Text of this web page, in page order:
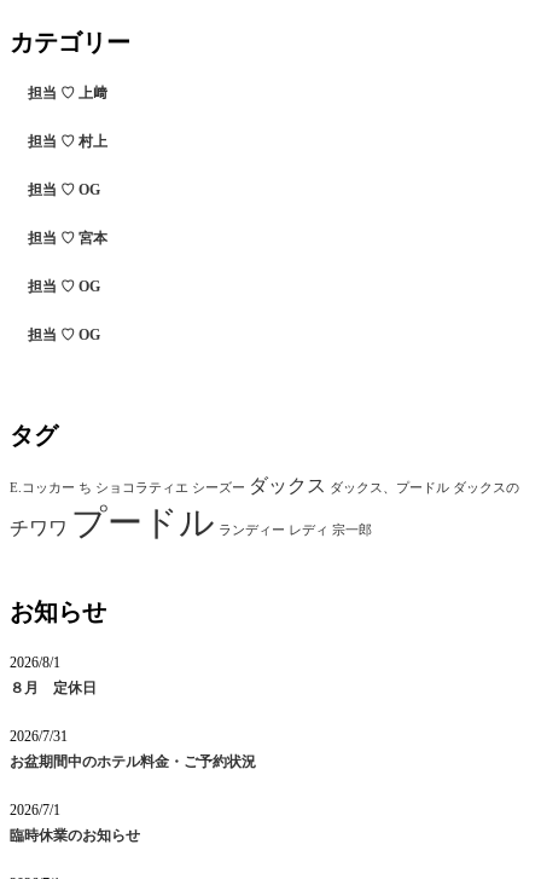
カテゴリー
担当 ♡ 上﨑
担当 ♡ 村上
担当 ♡ OG
担当 ♡ 宮本
担当 ♡ OG
担当 ♡ OG
タグ
E.コッカー ち ショコラティエ シーズー ダックス ダックス、プードル ダックスの
チワワ プードル ランディー レディ 宗一郎
お知らせ
2026/8/1
８月 定休日
2026/7/31
お盆期間中のホテル料金・ご予約状況
2026/7/1
臨時休業のお知らせ